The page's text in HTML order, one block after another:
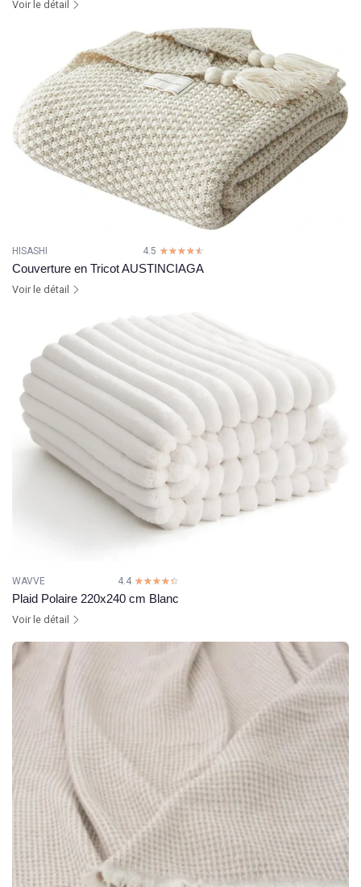
Voir le détail
HISASHI 4.5 ☆☆☆☆☆
★★★★★
Couverture en Tricot AUSTINCIAGA
Voir le détail
WAVVE 4.4 ☆☆☆☆☆
★★★★★
Plaid Polaire 220x240 cm Blanc
Voir le détail